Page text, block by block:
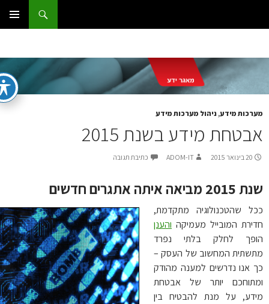
מידע,ניהול מערכות מידע
מידע בשנת 2015
20 בינואר 2015 ADOM-IT כתיבת תגובה
איתה אתגרים חדשים
שהטכנולוגיה מתקדמת,
המובייל מעמיקהוהענן
לחלק בלתי נפרד
המחשוב של העסק –
אנו נדרשים למענה מהודק
יותר של אבטחת
על מנת להבטיח בין